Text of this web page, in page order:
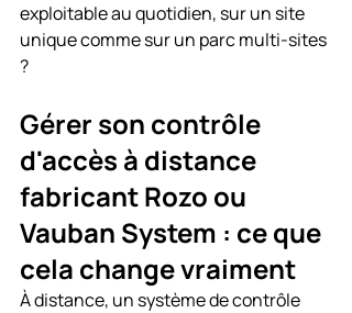
exploitable au quotidien, sur un site
unique comme sur un parc multi-sites
?
Gérer son contrôle
d'accès à distance
fabricant Rozo ou
Vauban System : ce que
cela change vraiment
À distance, un système de contrôle